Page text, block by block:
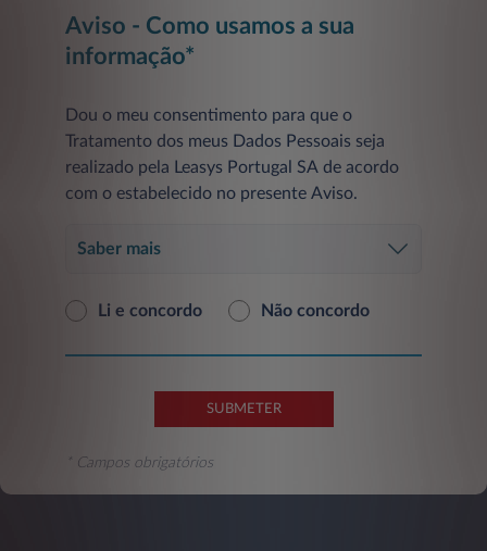
Aviso - Como usamos a sua
informação*
Dou o meu consentimento para que o
Tratamento dos meus Dados Pessoais seja
realizado pela Leasys Portugal SA de acordo
com o estabelecido no presente Aviso.
Saber mais
Li e concordo Não concordo
SUBMETER
* Campos obrigatórios